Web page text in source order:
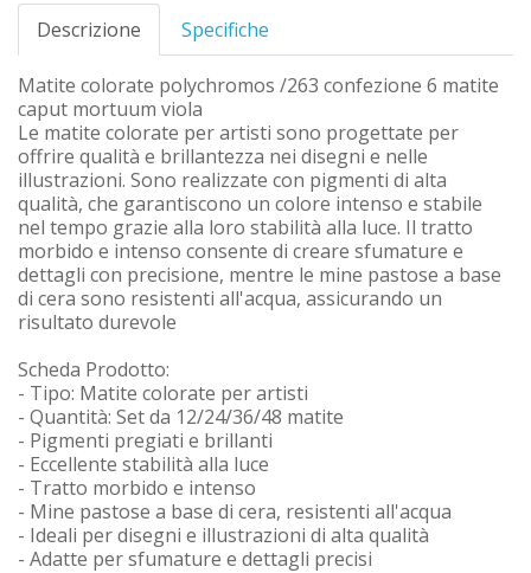
Descrizione Specifiche
Matite colorate polychromos /263 confezione 6 matite
caput mortuum viola
Le matite colorate per artisti sono progettate per
offrire qualità e brillantezza nei disegni e nelle
illustrazioni. Sono realizzate con pigmenti di alta
qualità, che garantiscono un colore intenso e stabile
nel tempo grazie alla loro stabilità alla luce. Il tratto
morbido e intenso consente di creare sfumature e
dettagli con precisione, mentre le mine pastose a base
di cera sono resistenti all'acqua, assicurando un
risultato durevole
Scheda Prodotto:
- Tipo: Matite colorate per artisti
- Quantità: Set da 12/24/36/48 matite
- Pigmenti pregiati e brillanti
- Eccellente stabilità alla luce
- Tratto morbido e intenso
- Mine pastose a base di cera, resistenti all'acqua
- Ideali per disegni e illustrazioni di alta qualità
- Adatte per sfumature e dettagli precisi